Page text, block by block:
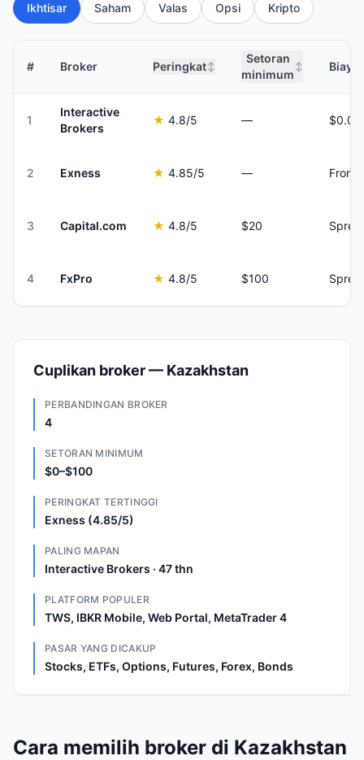
Ikhtisar Saham Valas Opsi Kripto
# Broker Peringkat↕
Setoran
minimum
↕ Biaya
1
Interactive
Brokers
★ 4.8/5 —
2 Exness ★ 4.85/5 — From
3 Capital.com ★ 4.8/5 $20
4 FxPro ★ 4.8/5 $100
Cuplikan broker — Kazakhstan
PERBANDINGAN BROKER
4
SETORAN MINIMUM
$0–$100
PERINGKAT TERTINGGI
Exness (4.85/5)
PALING MAPAN
Interactive Brokers · 47 thn
PLATFORM POPULER
TWS, IBKR Mobile, Web Portal, MetaTrader 4
PASAR YANG DICAKUP
Stocks, ETFs, Options, Futures, Forex, Bonds
Cara memilih broker di Kazakhstan